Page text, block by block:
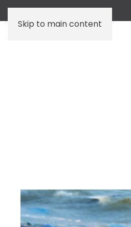
Skip to main content